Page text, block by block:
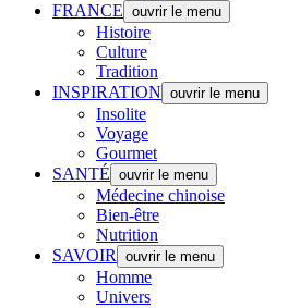
FRANCE ouvrir le menu
Histoire
Culture
Tradition
INSPIRATION ouvrir le menu
Insolite
Voyage
Gourmet
SANTÉ ouvrir le menu
Médecine chinoise
Bien-être
Nutrition
SAVOIR
ouvrir le menu
Homme
Univers